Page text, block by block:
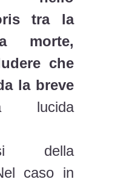
tra la
morte,
che
la breve
della
caso in